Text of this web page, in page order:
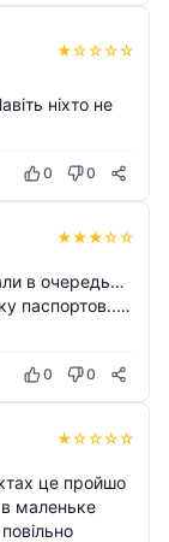
★☆☆☆☆
ніхто не
0 0
★★★☆☆
в очередь…
паспортов..…
0 0
★☆☆☆☆
це пройшо
маленьке